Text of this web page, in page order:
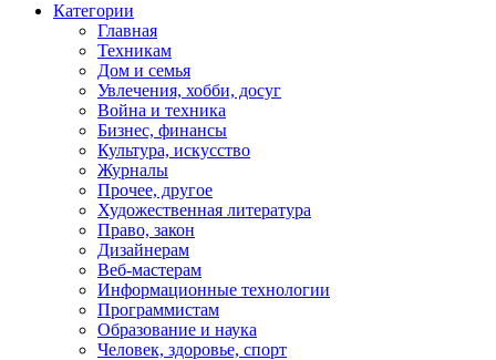
Категории
Главная
Техникам
Дом и семья
Увлечения, хобби, досуг
Война и техника
Бизнес, финансы
Культура, искусство
Журналы
Прочее, другое
Художественная литература
Право, закон
Дизайнерам
Веб-мастерам
Информационные технологии
Программистам
Образование и наука
Человек, здоровье, спорт